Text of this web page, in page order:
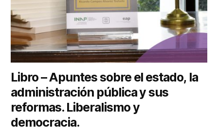
Libro – Apuntes sobre el estado, la
administración pública y sus
reformas. Liberalismo y
democracia.